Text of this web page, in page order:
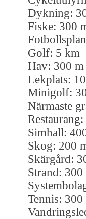
Dykning:
Fiske: 300
Golf: 5 km
Hav: 300 m
Lekplats:
Minigolf:
Närmaste
Simhall:
Skog: 200
Skärgård:
Strand: 300
Tennis: 300